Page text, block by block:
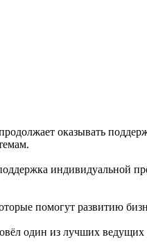
оказывать
индивидуальной
помогут развитию
один из лучших